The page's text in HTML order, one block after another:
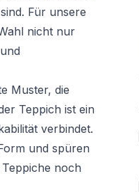
Für unsere
nicht nur
Muster, die
Teppich ist ein
verbindet.
und spüren
noch